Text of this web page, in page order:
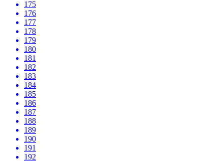
175
176
177
178
179
180
181
182
183
184
185
186
187
188
189
190
191
192